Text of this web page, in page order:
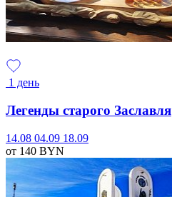
1 день
Легенды старого Заславля
14.08 04.09 18.09
от 140 BYN